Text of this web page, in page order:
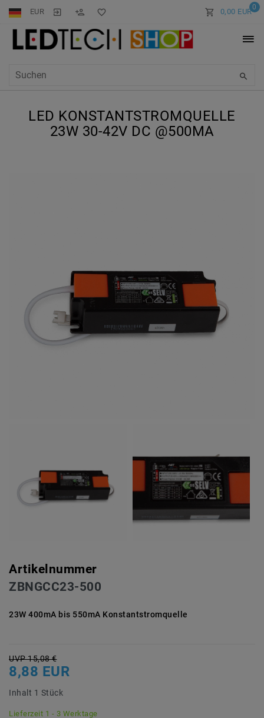
EUR 0
0,00 EUR
LED KONSTANTSTROMQUELLE
23W 30-42V DC @500MA
Artikelnummer
ZBNGCC23-500
23W 400mA bis 550mA Konstantstromquelle
UVP 15,08 €
8,88 EUR
Inhalt 1 Stück
Lieferzeit 1 - 3 Werktage